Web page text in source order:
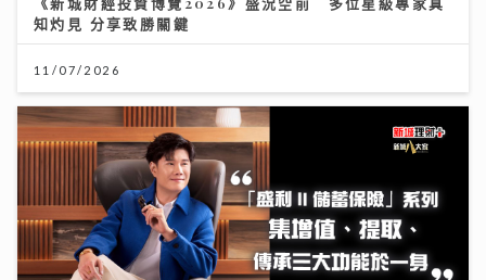
知灼見 分享致勝關鍵
11/07/2026